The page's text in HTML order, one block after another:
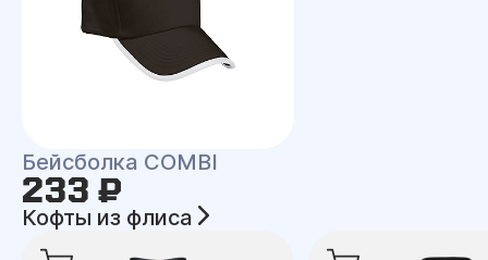
Бейсболка COMBI
233 ₽
Кофты из флиса